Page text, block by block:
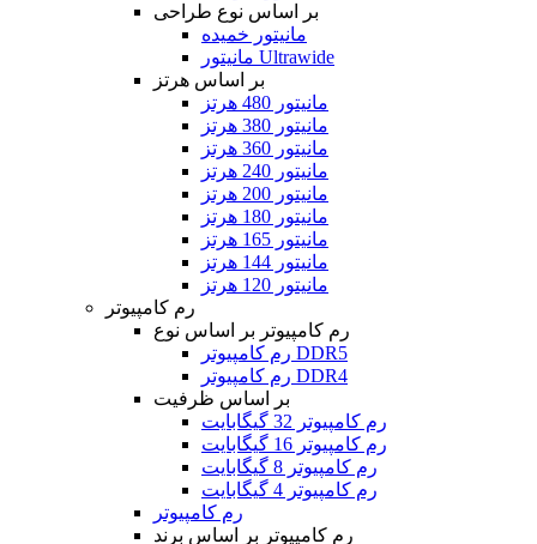
بر اساس نوع طراحی
مانیتور خمیده
مانیتور Ultrawide
بر اساس هرتز
مانیتور 480 هرتز
مانیتور 380 هرتز
مانیتور 360 هرتز
مانیتور 240 هرتز
مانیتور 200 هرتز
مانیتور 180 هرتز
مانیتور 165 هرتز
مانیتور 144 هرتز
مانیتور 120 هرتز
رم کامپیوتر
رم کامپیوتر بر اساس نوع
رم کامپیوتر DDR5
رم کامپیوتر DDR4
بر اساس ظرفیت
رم کامپیوتر 32 گیگابایت
رم کامپیوتر 16 گیگابایت
رم کامپیوتر 8 گیگابایت
رم کامپیوتر 4 گیگابایت
رم کامپیوتر
رم کامپیوتر بر اساس برند